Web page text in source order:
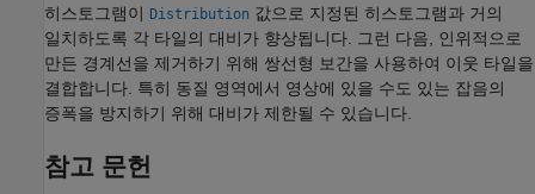
히스토그램이 Distribution 값으로 지정된 히스토그램과 거의
일치하도록 각 타일의 대비가 향상됩니다. 그런 다음, 인위적으로
만든 경계선을 제거하기 위해 쌍선형 보간을 사용하여 이웃 타일을
결합합니다. 특히 동질 영역에서 영상에 있을 수도 있는 잡음의
증폭을 방지하기 위해 대비가 제한될 수 있습니다.
참고 문헌